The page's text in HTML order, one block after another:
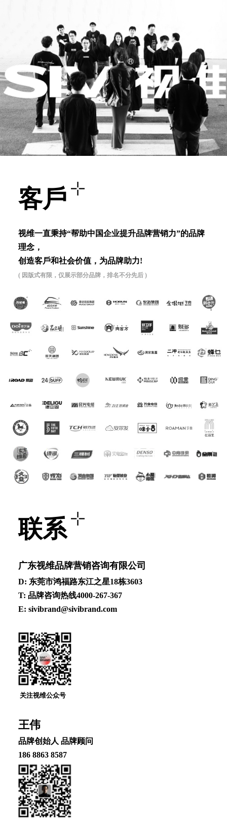
客⼾
视维⼀直秉持“帮助中国企业提升品牌营销⼒”的品牌
理念，
创造客⼾和社会价值，为品牌助⼒!
( 因版式有限，仅展示部分品牌，排名不分先后 )
联系
⼴东视维品牌营销咨询有限公司
D: 东莞市鸿福路东江之星18栋3603
T: 品牌咨询热线4000-267-367
E: sivibrand@sivibrand.com
关注视维公众号
王伟
品牌创始⼈ 品牌顾问
186 8863 8587